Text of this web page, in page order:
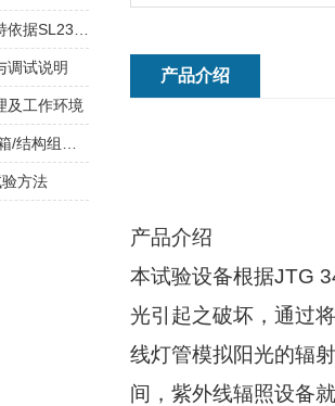
产品介绍
产品介绍
本试验设备根据JTG
光引起之破坏，通过
线灯管模拟阳光的辐
间，紫外线辐照设备
调试说明
及工作环境
方法